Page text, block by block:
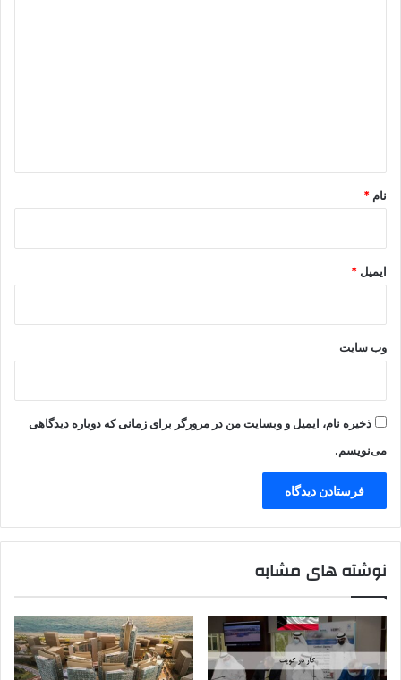
نام *
ایمیل *
وب‌ سایت
ذخیره نام، ایمیل و وبسایت من در مرورگر برای زمانی که دوباره دیدگاهی
می‌نویسم.
نوشته های مشابه